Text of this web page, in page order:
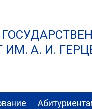
ИМ. А. И.